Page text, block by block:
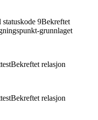
9Bekreftet
grunnlaget
Bekreftet relasjon
Bekreftet relasjon